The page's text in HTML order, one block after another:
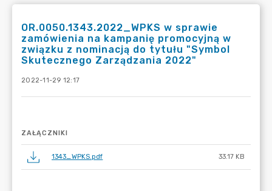
OR.0050.1343.2022_WPKS w sprawie
zamówienia na kampanię promocyjną w
związku z nominacją do tytułu "Symbol
Skutecznego Zarządzania 2022"
2022-11-29 12:17
ZAŁĄCZNIKI
1343_WPKS.pdf 33.17 KB